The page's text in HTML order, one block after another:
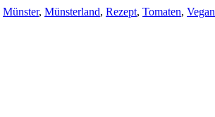
Münster, Münsterland, Rezept, Tomaten, Vegan